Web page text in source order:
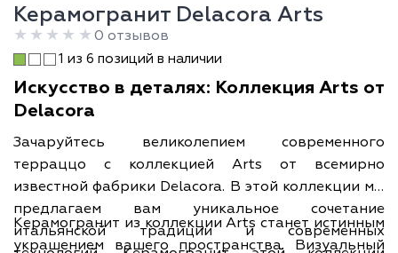
Керамогранит Delacora Arts
0 отзывов
1 из 6 позиций в наличии
Искусство в деталях: Коллекция Arts от
Delacora
Зачаруйтесь великолепием современного
терраццо с коллекцией Arts от всемирно
известной фабрики Delacora. В этой коллекции мы
предлагаем вам уникальное сочетание
итальянской традиции и современных
Керамогранит из коллекции Arts станет истинным
украшением вашего пространства. Визуальный